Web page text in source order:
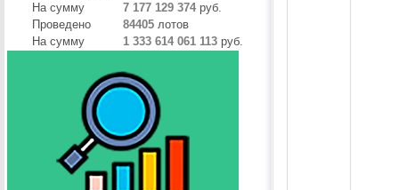
На сумму
7 177 129 374 руб.
Проведено
84405 лотов
На сумму
1 333 614 061 113 руб.